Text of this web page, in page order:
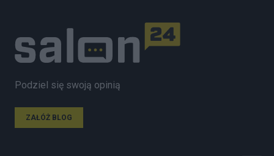
Podziel się swoją opinią
ZAŁÓŻ BLOG